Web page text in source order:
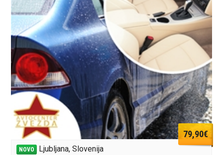
79,90€
NOVO Ljubljana, Slovenija